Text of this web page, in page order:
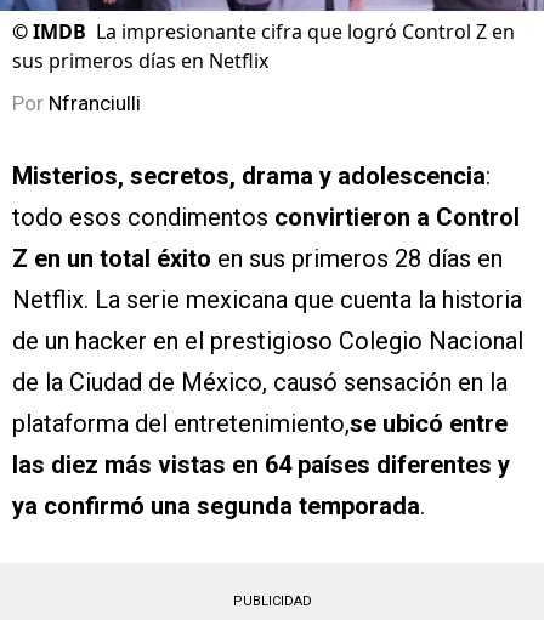
©IMDB La impresionante cifra que logró Control Z en
sus primeros días en Netflix
Por Nfranciulli
Misterios, secretos, drama y adolescencia:
todo esos condimentos convirtieron a Control
Z en un total éxito en sus primeros 28 días en
Netflix. La serie mexicana que cuenta la historia
de un hacker en el prestigioso Colegio Nacional
de la Ciudad de México, causó sensación en la
plataforma del entretenimiento,se ubicó entre
las diez más vistas en 64 países diferentes y
ya confirmó una segunda temporada.
PUBLICIDAD